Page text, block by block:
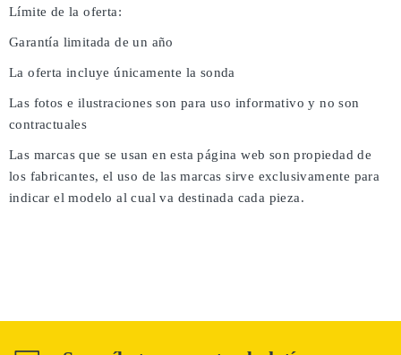
Límite de la oferta:
Garantía limitada de un año
La oferta incluye únicamente la sonda
Las fotos e ilustraciones son para uso informativo y no son
contractuales
Las marcas que se usan en esta página web son propiedad de
los fabricantes, el uso de las marcas sirve exclusivamente para
indicar el modelo al cual va destinada cada pieza.